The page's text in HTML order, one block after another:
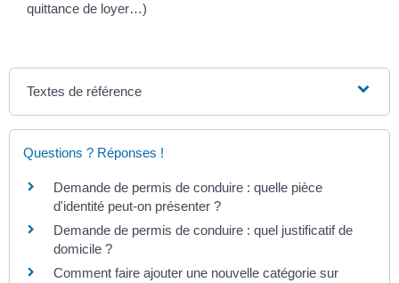
quittance de loyer…)
Textes de référence
Questions ? Réponses !
Demande de permis de conduire : quelle pièce
d'identité peut-on présenter ?
Demande de permis de conduire : quel justificatif de
domicile ?
Comment faire ajouter une nouvelle catégorie sur